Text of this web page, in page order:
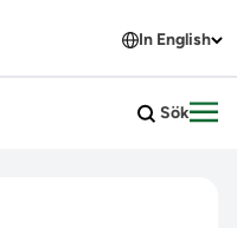
In English
Sök